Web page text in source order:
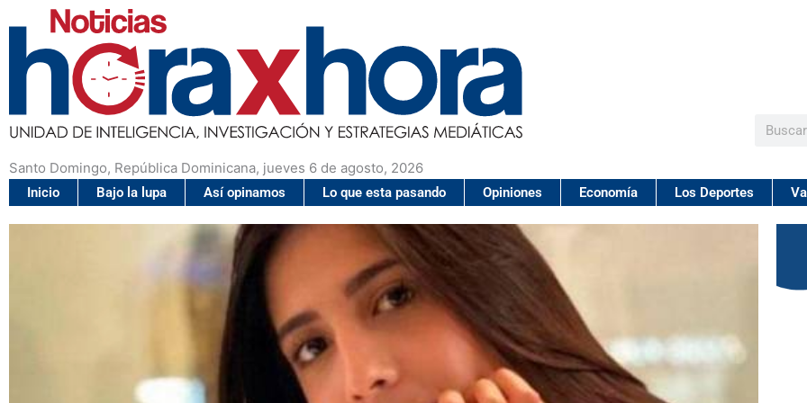
Santo Domingo, República Dominicana, jueves 6 de agosto, 2026
Buscar
Inicio Bajo la lupa Así opinamos Lo que esta pasando Opiniones Economía Los Deportes